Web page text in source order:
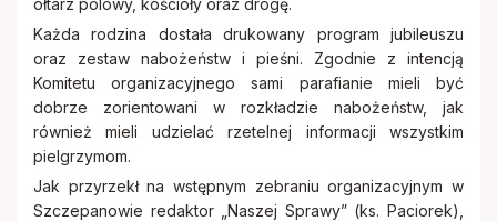
ołtarz polowy, kościoły oraz drogę.
Każda rodzina dostała drukowany program jubileuszu
oraz zestaw nabożeństw i pieśni. Zgodnie z intencją
Komitetu organizacyjnego sami parafianie mieli być
dobrze zorientowani w rozkładzie nabożeństw, jak
również mieli udzielać rzetelnej informacji wszystkim
pielgrzymom.
Jak przyrzekł na wstępnym zebraniu organizacyjnym w
Szczepanowie redaktor „Naszej Sprawy” (ks. Paciorek),